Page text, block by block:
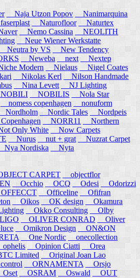
Naja Utzon Popov
Nanimarquina
Naturofloor
Naturtex
Nemo Cassina
NEOLITH
Neue Wiener Werkstatte
Neutra by VS
New Tendency
Neweba next
Nextep
Modern Nielaus
Nigel Coates
Nikolas Kerl
Nilson Handmade
Nina Levett
NJ Lighting
NOBILIS
Nola Star
nomess copenhagen
nonuform
Nordholm Nordic Tales
Nordpeis
NORR11
Northern
Only White
Now Carpets
Nurus nut + grat
Nuzrat Carpet
Nya Nordiska Nyta
CARPET
objectflor
Occhio OCQ Odesi
Odorizzi
Officeline
Ofifran
Oikos OK design
Okamura
Okko Consulting
Olby
OLIVER CONRAD
Oliver
Omikron Design
ON&ON
One Nordic
onecollection
Opinion Ciatti
Orea
Limited
Original Joan Lao
ORNAMENTA
Orsjo
OSRAM Oswald
OUT